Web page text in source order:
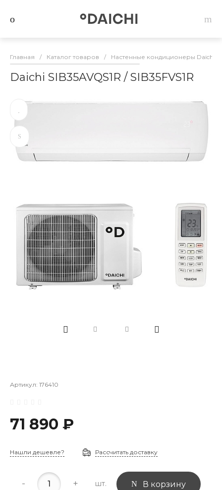
Главная / Каталог товаров / Настенные кондиционеры Daichi
Daichi SIB35AVQS1R / SIB35FVS1R
Артикул: 176410
71 890 ₽
Нашли дешевле? Рассчитать доставку
- + шт. В корзину